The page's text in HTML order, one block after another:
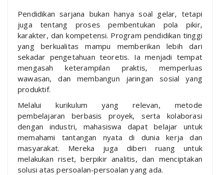
Pendidikan sarjana bukan hanya soal gelar, tetapi
juga tentang proses pembentukan pola pikir,
karakter, dan kompetensi. Program pendidikan tinggi
yang berkualitas mampu memberikan lebih dari
sekadar pengetahuan teoretis. Ia menjadi tempat
mengasah keterampilan praktis, memperluas
wawasan, dan membangun jaringan sosial yang
produktif.
Melalui kurikulum yang relevan, metode
pembelajaran berbasis proyek, serta kolaborasi
dengan industri, mahasiswa dapat belajar untuk
memahami tantangan nyata di dunia kerja dan
masyarakat. Mereka juga diberi ruang untuk
melakukan riset, berpikir analitis, dan menciptakan
solusi atas persoalan-persoalan yang ada.